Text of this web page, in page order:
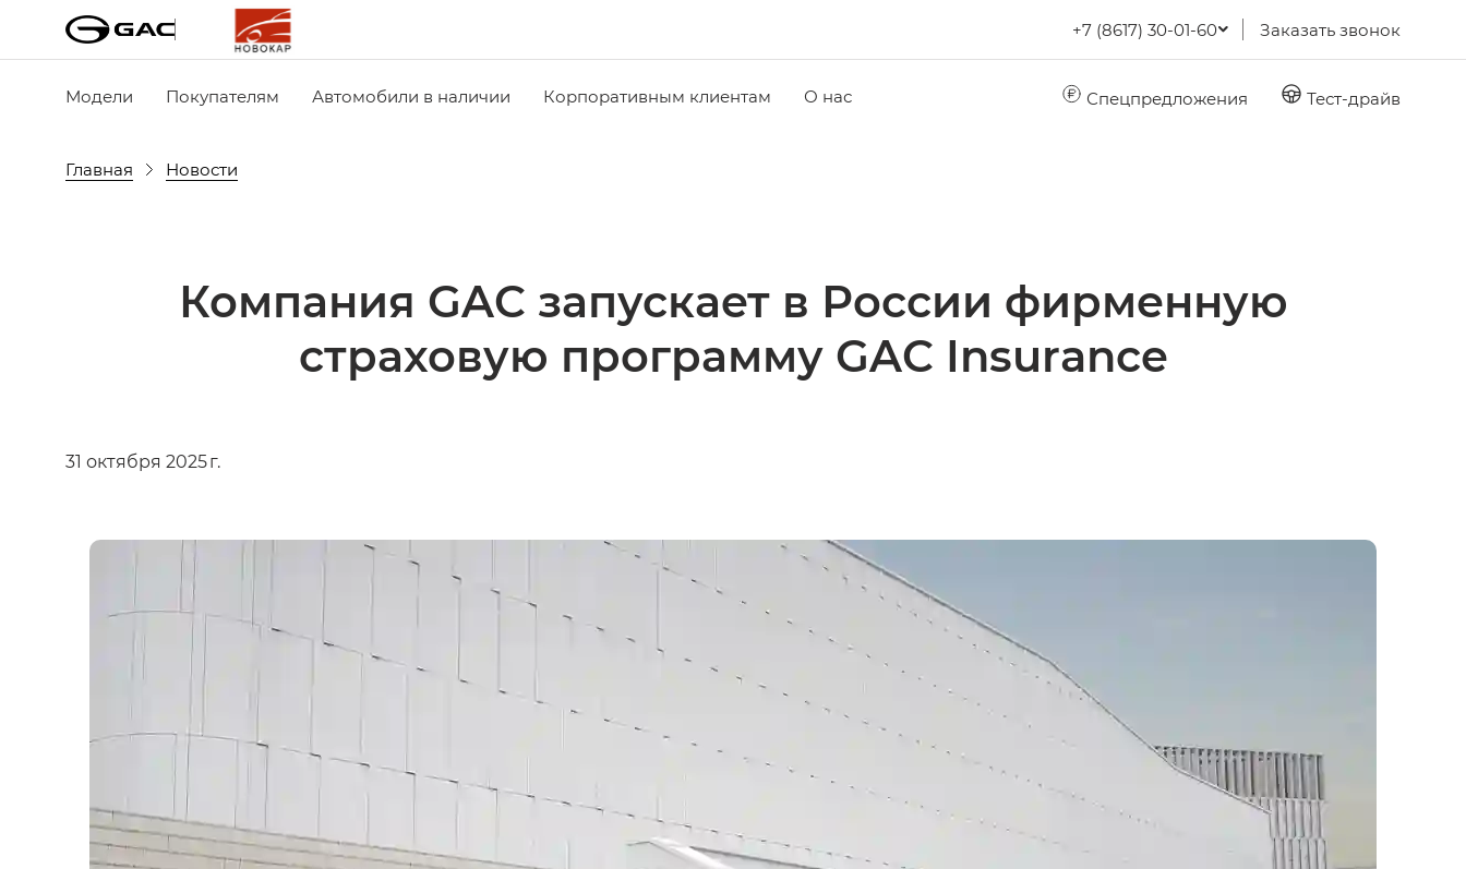
+7 (8617) 30-01-60 Заказать звонок
Модели Покупателям Автомобили в наличии Корпоративным клиентам О нас Спецпредложения Тест-драйв
Главная Новости
Компания GAC запускает в России фирменную
страховую программу GAC Insurance
31 октября 2025 г.